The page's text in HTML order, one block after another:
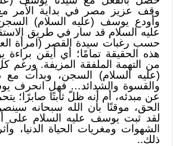
وقف عزيز مصر في بداية الأمر مع
وأودع يوسف (عليه السلام)
عليه السلام قد سار في طريق
حسب رغبات سيدة القصر (امرأة
هذه الحقيقة تمامًا؛ أي أيقن
من التهمة الملفقة المزيفة.
(عليه السلام) السجن، وبدأت مع
والقسوة والشدائد… فهل انحرف
عن مبدئه، أم أنه ظلّ ثابتًا صابرًا؛
الحق، موقنًا بأن الله سبحانه
لقد ثبت يوسف عليه السلام على
الشهوات ومغريات الحياة الدنيا،
ذلك..